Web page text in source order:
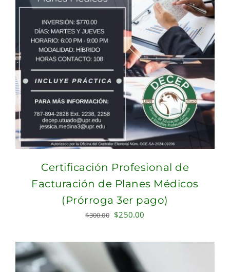
Certificación Profesional de
Facturación de Planes Médicos
(Prórroga 3er pago)
$300.00 Original
was:
$300.00.
$250.00
is: